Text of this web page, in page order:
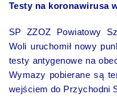
Testy na koronawirusa
SP ZZOZ Powiatowy
Woli uruchomił nowy
testy antygenowe na
Wymazy pobierane są
wejściem do Przychodni